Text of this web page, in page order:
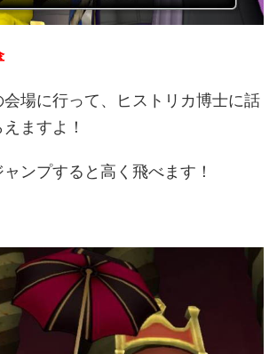
場に行って、ヒストリカ博士に話
ますよ！
ンプすると高く飛べます！